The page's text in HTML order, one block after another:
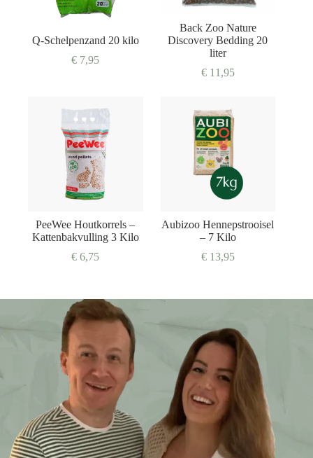
Q-Schelpenzand 20 kilo
€ 7,95
Back Zoo Nature
Discovery Bedding 20
liter
€11,95
PeeWee Houtkorrels –
Kattenbakvulling 3 Kilo
€ 6,75
Aubizoo Hennepstrooisel
– 7 Kilo
€13,95